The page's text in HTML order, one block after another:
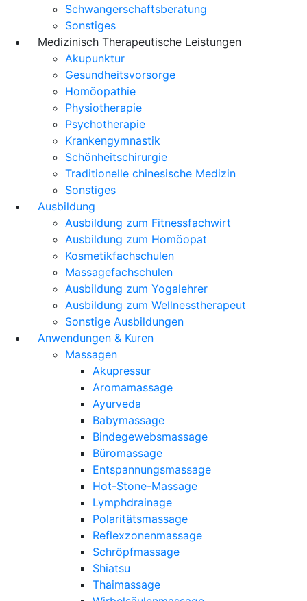
Schwangerschaftsberatung
Sonstiges
Medizinisch Therapeutische Leistungen
Akupunktur
Gesundheitsvorsorge
Homöopathie
Physiotherapie
Psychotherapie
Krankengymnastik
Schönheitschirurgie
Traditionelle chinesische Medizin
Sonstiges
Ausbildung
Ausbildung zum Fitnessfachwirt
Ausbildung zum Homöopat
Kosmetikfachschulen
Massagefachschulen
Ausbildung zum Yogalehrer
Ausbildung zum Wellnesstherapeut
Sonstige Ausbildungen
Anwendungen & Kuren
Massagen
Akupressur
Aromamassage
Ayurveda
Babymassage
Bindegewebsmassage
Büromassage
Entspannungsmassage
Hot-Stone-Massage
Lymphdrainage
Polaritätsmassage
Reflexzonenmassage
Schröpfmassage
Shiatsu
Thaimassage